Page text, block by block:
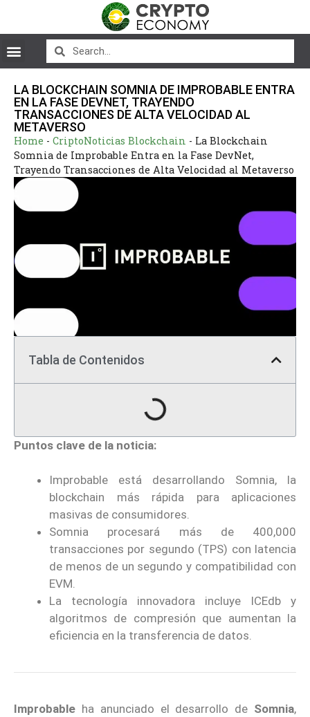
LA BLOCKCHAIN SOMNIA DE IMPROBABLE ENTRA
EN LA FASE DEVNET, TRAYENDO
TRANSACCIONES DE ALTA VELOCIDAD AL
METAVERSO
Home - CriptoNoticias Blockchain - La Blockchain
Somnia de Improbable Entra en la Fase DevNet,
Trayendo Transacciones de Alta Velocidad al Metaverso
Tabla de Contenidos
Puntos clave de la noticia:
Improbable está desarrollando Somnia, la
blockchain más rápida para aplicaciones
masivas de consumidores.
Somnia procesará más de 400,000
transacciones por segundo (TPS) con latencia
de menos de un segundo y compatibilidad con
EVM.
La tecnología innovadora incluye ICEdb y
algoritmos de compresión que aumentan la
eficiencia en la transferencia de datos.
Improbable ha anunciado el desarrollo de Somnia,